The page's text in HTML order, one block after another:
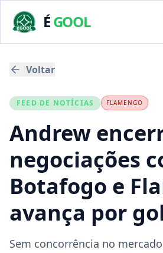
ÉGOOL
Voltar
FEED DE NOTÍCIAS FLAMENGO
Andrew
negociações
Botafogo e
avança por
Sem concorrência no